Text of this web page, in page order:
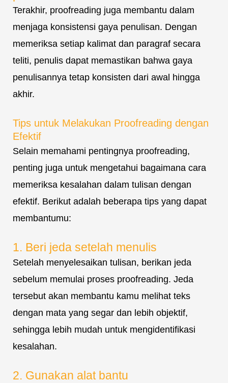
Terakhir, proofreading juga membantu dalam
menjaga konsistensi gaya penulisan. Dengan
memeriksa setiap kalimat dan paragraf secara
teliti, penulis dapat memastikan bahwa gaya
penulisannya tetap konsisten dari awal hingga
akhir.
Tips untuk Melakukan Proofreading dengan
Efektif
Selain memahami pentingnya proofreading,
penting juga untuk mengetahui bagaimana cara
memeriksa kesalahan dalam tulisan dengan
efektif. Berikut adalah beberapa tips yang dapat
membantumu:
1. Beri jeda setelah menulis
Setelah menyelesaikan tulisan, berikan jeda
sebelum memulai proses proofreading. Jeda
tersebut akan membantu kamu melihat teks
dengan mata yang segar dan lebih objektif,
sehingga lebih mudah untuk mengidentifikasi
kesalahan.
2. Gunakan alat bantu